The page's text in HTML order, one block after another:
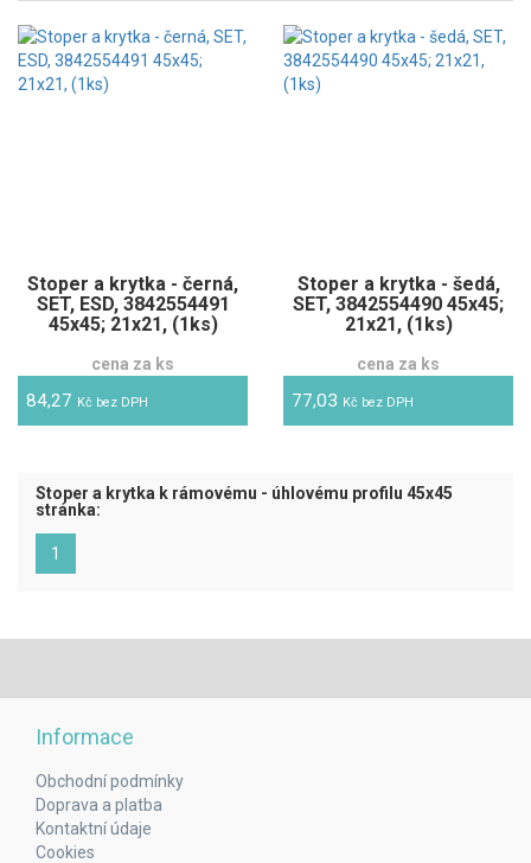
Stoper a krytka - černá,
SET, ESD, 3842554491
45x45; 21x21, (1ks)
cena za ks
84,27 Kč bez DPH
Stoper a krytka - šedá,
SET, 3842554490 45x45;
21x21, (1ks)
cena za ks
77,03 Kč bez DPH
Stoper a krytka k rámovému - úhlovému profilu 45x45
stránka:
1
Informace
Obchodní podmínky
Doprava a platba
Kontaktní údaje
Cookies